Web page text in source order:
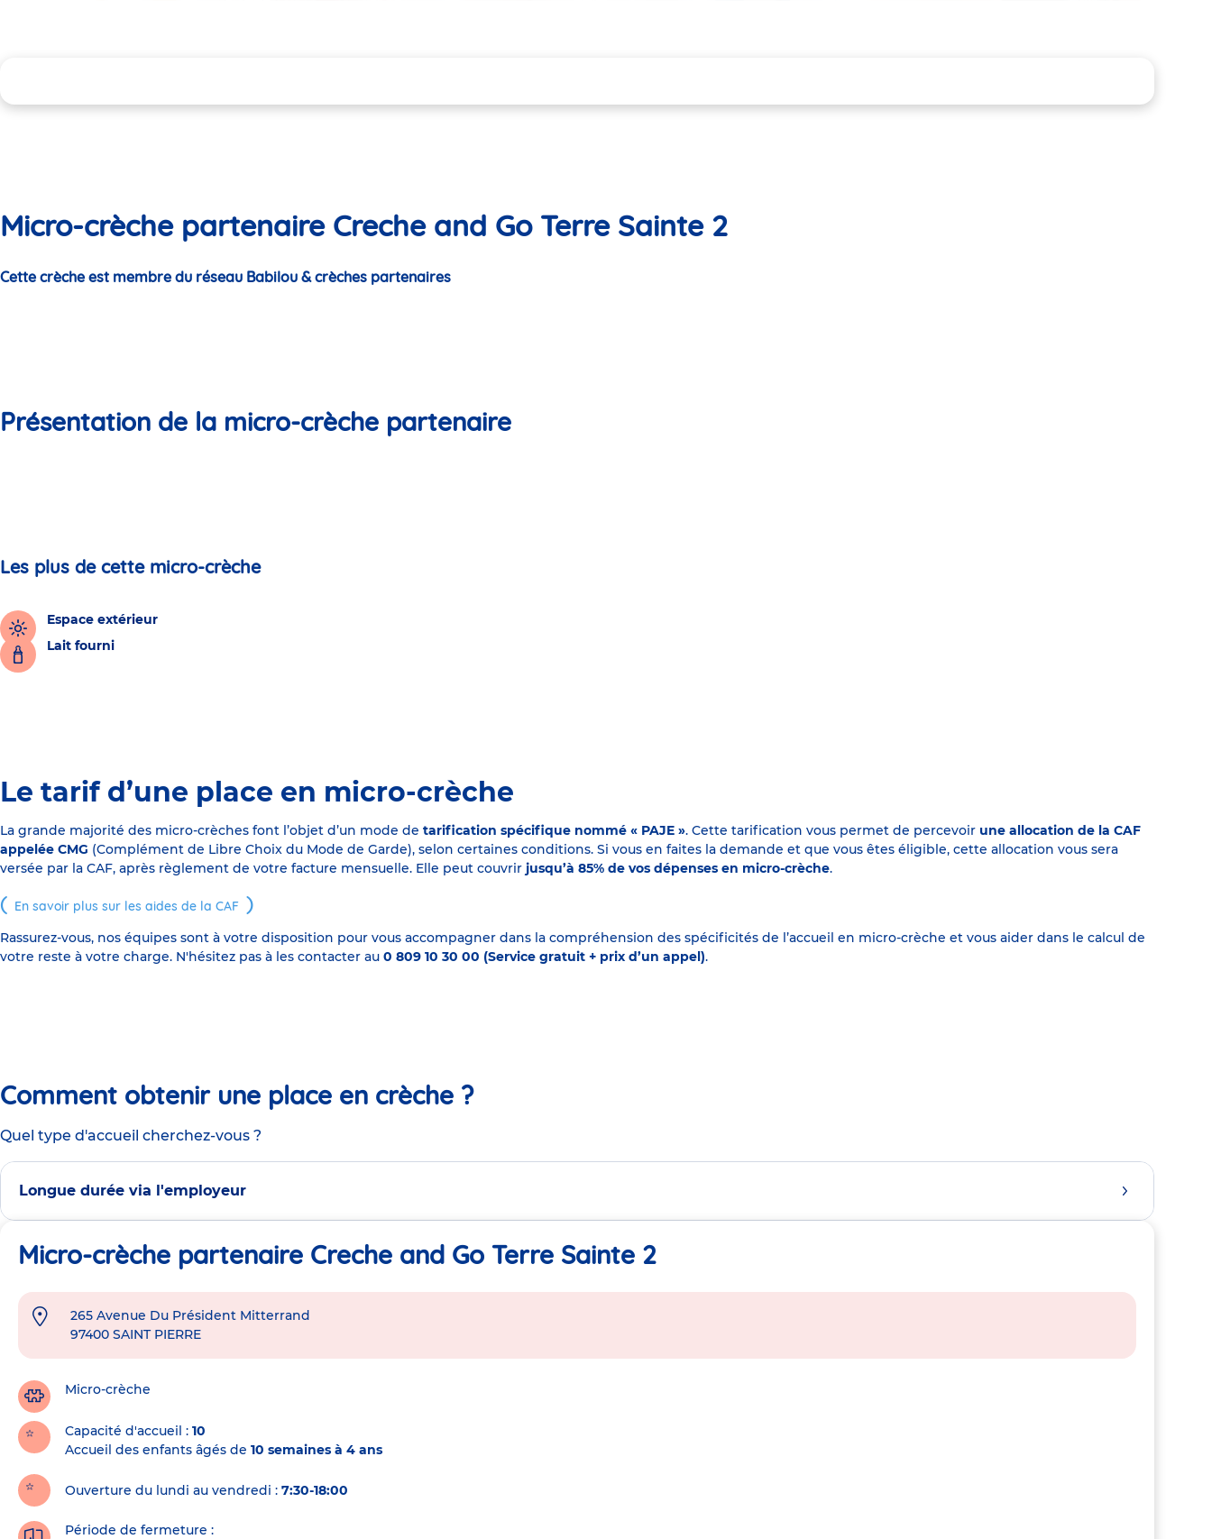
Micro-crèche partenaire Creche and Go Terre Sainte 2
Cette crèche est membre du réseau Babilou & crèches partenaires
Présentation de la micro-crèche partenaire
Les plus de cette micro-crèche
Espace extérieur
Lait fourni
Le tarif d’une place en micro-crèche
La grande majorité des micro-crèches font l’objet d’un mode de tarification spécifique nommé « PAJE ». Cette tarification vous permet de percevoir une allocation de la CAF
appelée CMG (Complément de Libre Choix du Mode de Garde), selon certaines conditions. Si vous en faites la demande et que vous êtes éligible, cette allocation vous sera
versée par la CAF, après règlement de votre facture mensuelle. Elle peut couvrir jusqu’à 85% de vos dépenses en micro-crèche.
En savoir plus sur les aides de la CAF
Rassurez-vous, nos équipes sont à votre disposition pour vous accompagner dans la compréhension des spécificités de l’accueil en micro-crèche et vous aider dans le calcul de
votre reste à votre charge. N'hésitez pas à les contacter au 0 809 10 30 00 (Service gratuit + prix d’un appel).
Comment obtenir une place en crèche ?
Quel type d'accueil cherchez-vous ?
Longue durée via l'employeur
Micro-crèche partenaire Creche and Go Terre Sainte 2
Adresse
crèche
265 Avenue Du Président Mitterrand
97400 SAINT PIERRE
Micro-crèche
Capacité d'accueil
10
Accueil des enfants âgés de 10 semaines à 4 ans
Ouverture du lundi au vendredi : 7:30-18:00
Période de fermeture :